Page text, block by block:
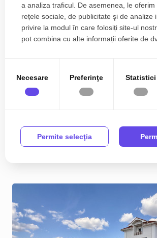
Casa cu 5 camere de vanzare in
5
a analiza traficul. De asemenea, le
rețele sociale, de publicitate şi de analize
privire la modul în care folosiți site-ul
pot combina cu alte informații oferite de
Necesare Preferinţe Statistici
Permite selecţia